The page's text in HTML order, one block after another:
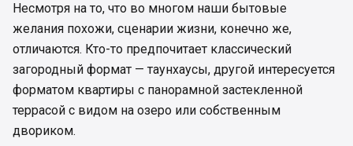
Несмотря на то, что во многом наши бытовые
желания похожи, сценарии жизни, конечно же,
отличаются. Кто-то предпочитает классический
загородный формат — таунхаусы, другой интересуется
форматом квартиры с панорамной застекленной
террасой с видом на озеро или собственным
двориком.